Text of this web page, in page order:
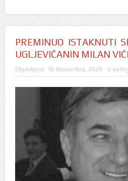
PREMINUO ISTAKNUTI
UGLJEVIČANIN MILAN
Objavljeno: 16 Novembra, 2020 U